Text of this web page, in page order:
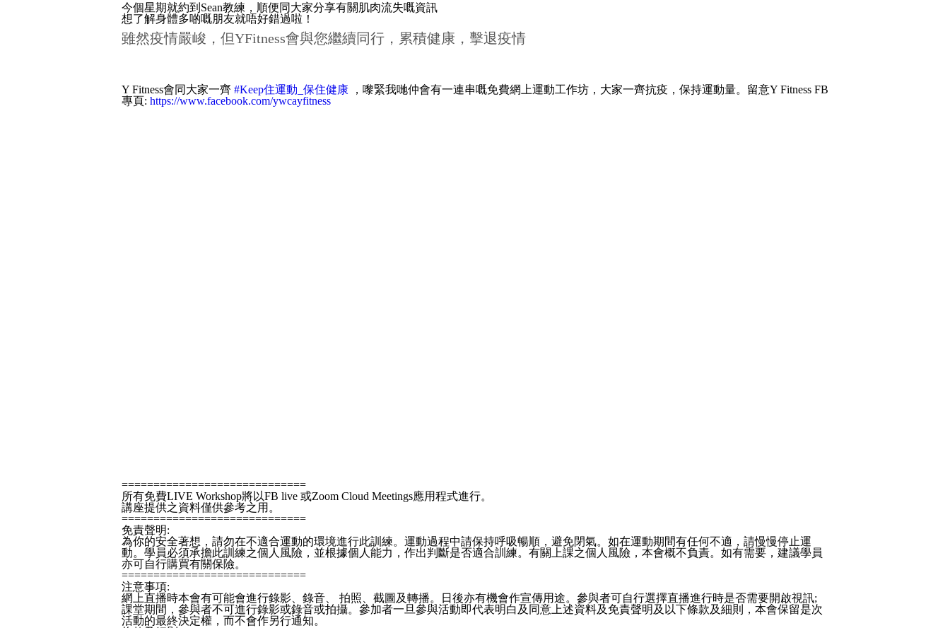
今個星期就約到Sean教練，順便同大家分享有關肌肉流失嘅資訊
想了解身體多啲嘅朋友就唔好錯過啦！
雖然疫情嚴峻，但YFitness會與您繼續同行，累積健康，擊退疫情
Y Fitness會同大家一齊 #Keep住運動_保住健康 ，嚟緊我哋仲會有一連串嘅免費網上運動工作坊，大家一齊抗疫，保持運動量。留意Y Fitness FB
專頁: https://www.facebook.com/ywcayfitness
=============================
所有免費LIVE Workshop將以FB live 或Zoom Cloud Meetings應用程式進行。
講座提供之資料僅供參考之用。
=============================
免責聲明:
為你的安全著想，請勿在不適合運動的環境進行此訓練。運動過程中請保持呼吸暢順，避免閉氣。如在運動期間有任何不適，請慢慢停止運
動。學員必須承擔此訓練之個人風險，並根據個人能力，作出判斷是否適合訓練。有關上課之個人風險，本會概不負責。如有需要，建議學員
亦可自行購買有關保險。
=============================
注意事項:
網上直播時本會有可能會進行錄影、錄音、 拍照、截圖及轉播。日後亦有機會作宣傳用途。參與者可自行選擇直播進行時是否需要開啟視訊;
課堂期間，參與者不可進行錄影或錄音或拍攝。參加者一旦參與活動即代表明白及同意上述資料及免責聲明及以下條款及細則，本會保留是次
活動的最終決定權，而不會作另行通知。